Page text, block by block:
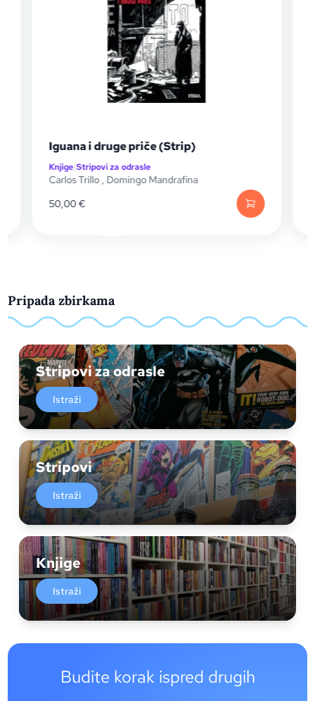
Iguana i druge priče (Strip)
Knjige|Stripovi za odrasle
Carlos Trillo, Domingo Mandrafina
50,00€
Pripada zbirkama
Stripovi za odrasle
Istraži
Stripovi
Istraži
Knjige
Istraži
Budite korak ispred drugih